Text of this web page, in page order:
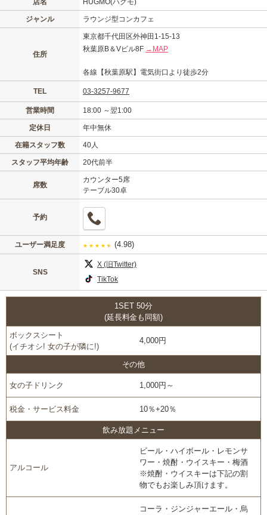
店名 HUGMO(ハグモ)
ジャンル ラウンジ型コンカフェ
住所
東京都千代田区外神田1-15-13
秋葉原B＆Vビル8F →MAP
各線【秋葉原駅】電気街口より徒歩2分
TEL 03-3257-9677
営業時間 18:00 ～翌1:00
定休日 年中無休
在籍スタッフ数 40人
スタッフ平均年齢 20代前半
席数
カウンター5席
テーブル30卓
予約
ユーザー満足度 ★ ★ ★ ★ ★ (4.98)
SNS
X (旧Twitter)
TikTok
1SET 50分
(延長料金も同額)
ボックスシート
(イチオシ! 女の子が隣に!)
4,000円
その他
女の子ドリンク 1,000円～
税金・サービス料金 10％+20％
飲み放題メニュー
アルコール
ビール・ハイボール・レモンサ
ワー・焼酎・ウイスキー・梅酒
※焼酎・ウイスキーは下記の割
物でもお楽しみ頂けます。
コーラ・ジンジャーエール・烏